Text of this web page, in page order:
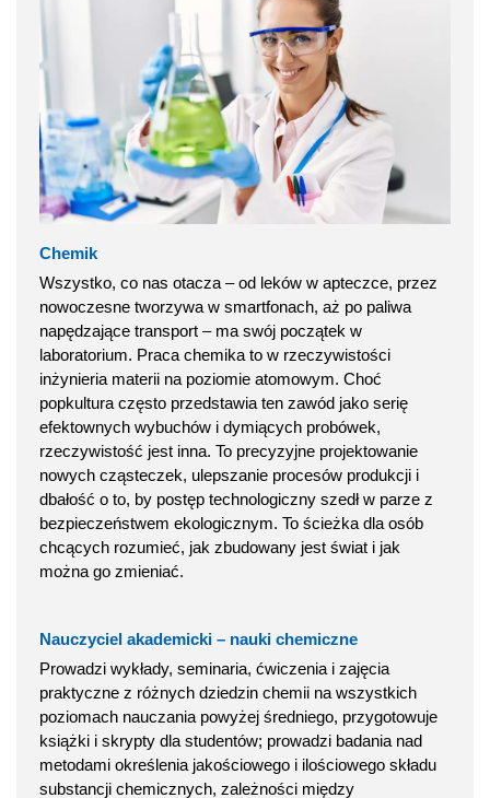
Chemik
Wszystko, co nas otacza – od leków w apteczce, przez
nowoczesne tworzywa w smartfonach, aż po paliwa
napędzające transport – ma swój początek w
laboratorium. Praca chemika to w rzeczywistości
inżynieria materii na poziomie atomowym. Choć
popkultura często przedstawia ten zawód jako serię
efektownych wybuchów i dymiących probówek,
rzeczywistość jest inna. To precyzyjne projektowanie
nowych cząsteczek, ulepszanie procesów produkcji i
dbałość o to, by postęp technologiczny szedł w parze z
bezpieczeństwem ekologicznym. To ścieżka dla osób
chcących rozumieć, jak zbudowany jest świat i jak
można go zmieniać.
Nauczyciel akademicki – nauki chemiczne
Prowadzi wykłady, seminaria, ćwiczenia i zajęcia
praktyczne z różnych dziedzin chemii na wszystkich
poziomach nauczania powyżej średniego, przygotowuje
książki i skrypty dla studentów; prowadzi badania nad
metodami określenia jakościowego i ilościowego składu
substancji chemicznych, zależności między